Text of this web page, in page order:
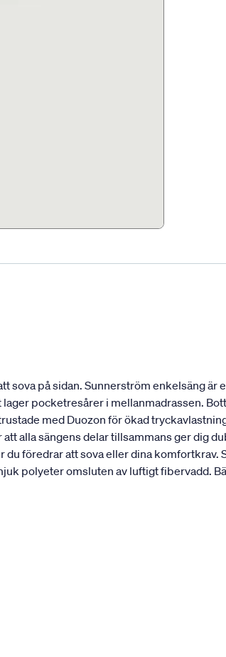
på sidan. Sunnerström enkelsäng är
pocketresårer i mellanmadrassen.
med Duozon för ökad
alla sängens delar tillsammans ger dig
föredrar att sova eller dina
polyeter omsluten av luftigt fibervadd.